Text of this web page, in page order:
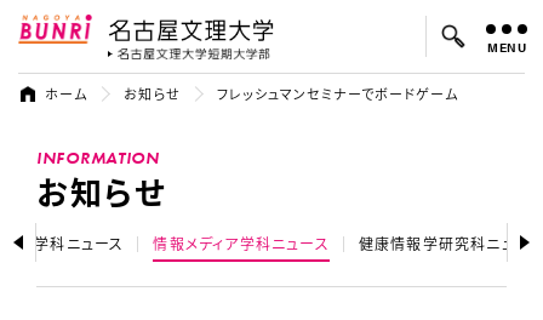
名古屋文理大学 名古屋文理大
よく検索されているキーワード：
MENU
ホーム お知らせ フレッシュマンセミナーでボードゲーム
INFORMATION
お知らせ
ス学科ニュース 情報メディア学科ニュース 健康情報学研究科ニュー